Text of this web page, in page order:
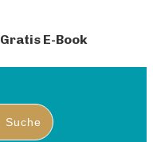
Gratis E-Book
Suche